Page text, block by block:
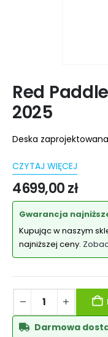
Red
2025
Deska
CZYTAJ WIĘCEJ
4699,00zł
Gwarancja
Kupując w naszym
najniższej ceny.
Darmowa